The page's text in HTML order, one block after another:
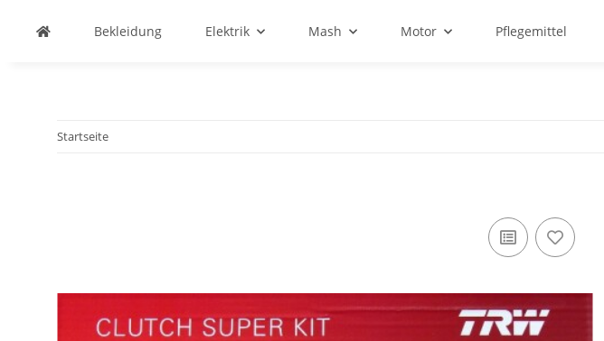
Bekleidung Elektrik Mash Motor Pflegemittel
Startseite